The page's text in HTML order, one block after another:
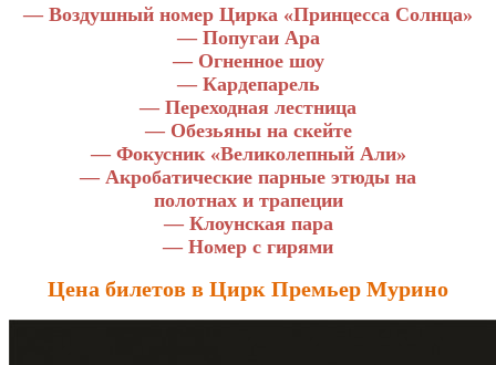
— Воздушный номер Цирка «Принцесса Солнца»
— Попугаи Ара
— Огненное шоу
— Кардепарель
— Переходная лестница
— Обезьяны на скейте
— Фокусник «Великолепный Али»
— Акробатические парные этюды на
полотнах и трапеции
— Клоунская пара
— Номер с гирями
Цена билетов в Цирк Премьер Мурино